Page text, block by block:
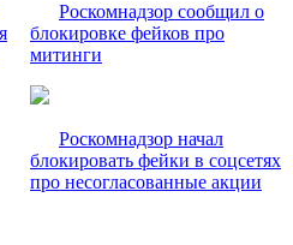
Роскомнадзор сообщил о
блокировке фейков про
митинги
Роскомнадзор начал
блокировать фейки в соцсетях
про несогласованные акции